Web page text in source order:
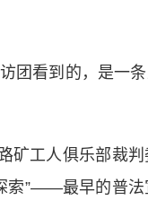
看到的，是一条
工人俱乐部裁判
索”——最早的普